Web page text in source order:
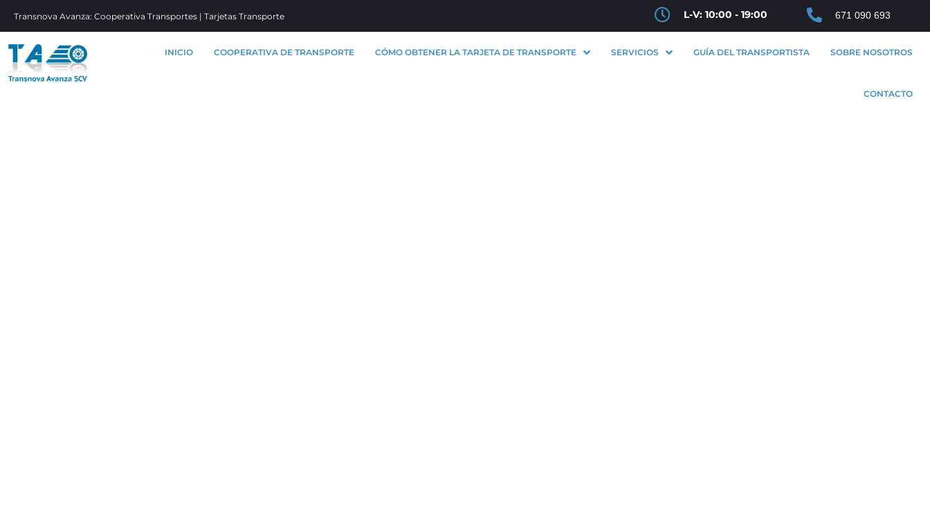
Transnova Avanza: Cooperativa Transportes | Tarjetas Transporte L-V: 10:00 - 19:00 671 090 693
INICIO COOPERATIVA DE TRANSPORTE CÓMO OBTENER LA TARJETA DE TRANSPORTE SERVICIOS GUÍA DEL TRANSPORTISTA SOBRE NOSOTROS
CONTACTO